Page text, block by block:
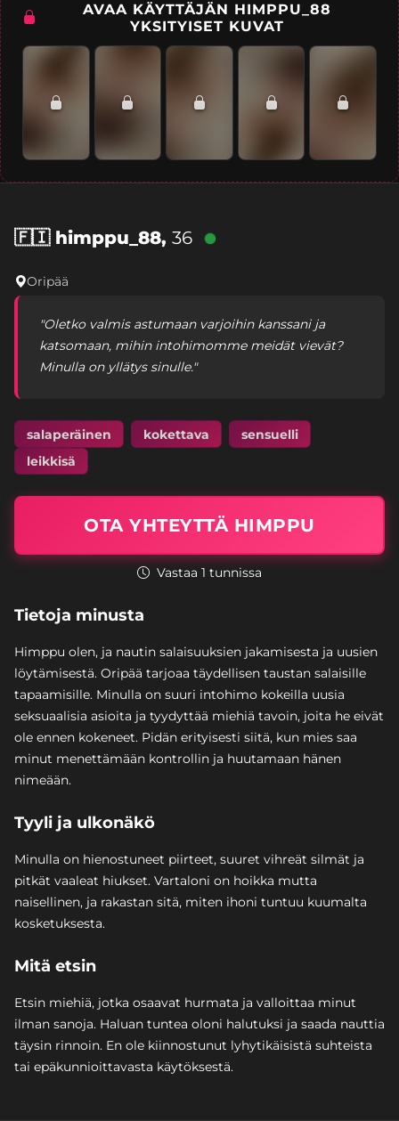
AVAA KÄYTTÄJÄN HIMPPU_88
YKSITYISET KUVAT
🇫🇮himppu_88, 36
Oripää
"Oletko valmis astumaan varjoihin kanssani ja
katsomaan, mihin intohimomme meidät vievät?
Minulla on yllätys sinulle."
salaperäinen kokettava
sensuelli
leikkisä
OTA YHTEYTTÄ HIMPPU
Vastaa 1 tunnissa
Tietoja minusta
Himppu olen, ja nautin salaisuuksien jakamisesta ja uusien
löytämisestä. Oripää tarjoaa täydellisen taustan salaisille
tapaamisille. Minulla on suuri intohimo kokeilla uusia
seksuaalisia asioita ja tyydyttää miehiä tavoin, joita he eivät
ole ennen kokeneet. Pidän erityisesti siitä, kun mies saa
minut menettämään kontrollin ja huutamaan hänen
nimeään.
Tyyli ja ulkonäkö
Minulla on hienostuneet piirteet, suuret vihreät silmät ja
pitkät vaaleat hiukset. Vartaloni on hoikka mutta
naisellinen, ja rakastan sitä, miten ihoni tuntuu kuumalta
kosketuksesta.
Mitä etsin
Etsin miehiä, jotka osaavat hurmata ja valloittaa minut
ilman sanoja. Haluan tuntea oloni halutuksi ja saada nauttia
täysin rinnoin. En ole kiinnostunut lyhytikäisistä suhteista
tai epäkunnioittavasta käytöksestä.